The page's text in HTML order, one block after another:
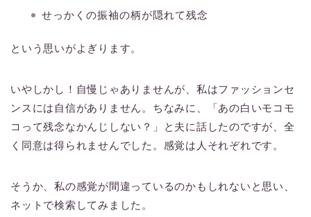
せっかくの振袖の柄が隠れて残念
という思いがよぎります。
いやしかし！自慢じゃありませんが、私はファッションセ
ンスには自信がありません。ちなみに、「あの白いモコモ
コって残念なかんじしない？」と夫に話したのですが、全
く同意は得られませんでした。感覚は人それぞれです。
そうか、私の感覚が間違っているのかもしれないと思い、
ネットで検索してみました。